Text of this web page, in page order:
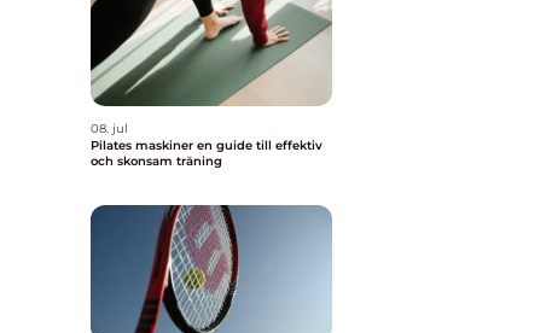
08. jul
Pilates maskiner en guide till effektiv
och skonsam träning